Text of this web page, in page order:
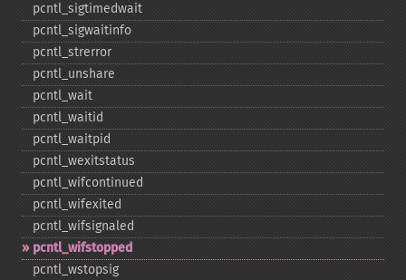
pcntl_​sigtimedwait
pcntl_​sigwaitinfo
pcntl_​strerror
pcntl_​unshare
pcntl_​wait
pcntl_​waitid
pcntl_​waitpid
pcntl_​wexitstatus
pcntl_​wifcontinued
pcntl_​wifexited
pcntl_​wifsignaled
pcntl_​wifstopped
pcntl_​wstopsig